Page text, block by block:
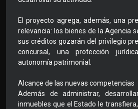
El proyecto agrega, además, una
relevancia: los bienes de la Agencia
sus créditos gozarán del privilegio
concursal, una protección
autonomía patrimonial.
Alcance de las nuevas competencias
Además de administrar,
inmuebles que el Estado le